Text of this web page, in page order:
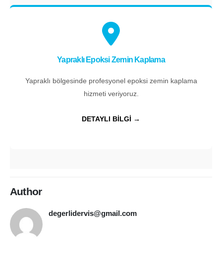
Yapraklı Epoksi Zemin Kaplama
Yapraklı bölgesinde profesyonel epoksi zemin kaplama
hizmeti veriyoruz.
DETAYLI BİLGİ →
Author
degerlidervis@gmail.com